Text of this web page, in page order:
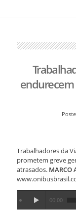
Trabalhadores da
prometem greve
atrasados. MARCO
00:00